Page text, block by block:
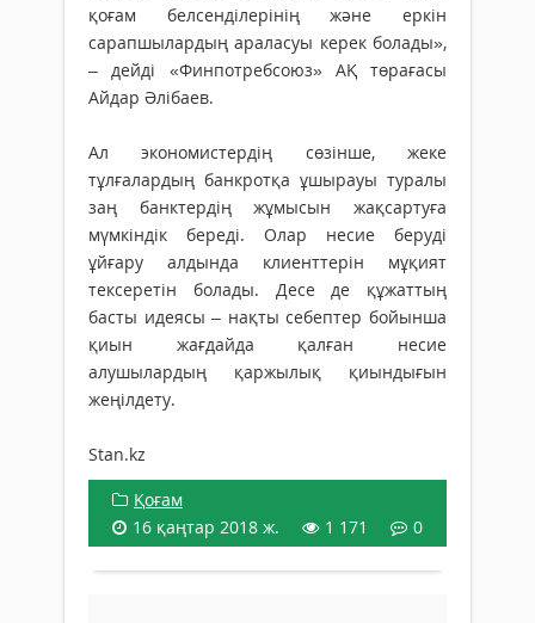
қоғам белсенділерінің және еркін
сарапшылардың араласуы керек болады»,
– дейді «Финпотребсоюз» АҚ төрағасы
Айдар Әлібаев.
Ал экономистердің сөзінше, жеке
тұлғалардың банкротқа ұшырауы туралы
заң банктердің жұмысын жақсартуға
мүмкіндік береді. Олар несие беруді
ұйғару алдында клиенттерін мұқият
тексеретін болады. Десе де құжаттың
басты идеясы – нақты себептер бойынша
қиын жағдайда қалған несие
алушылардың қаржылық қиындығын
жеңілдету.
Stan.kz
Қоғам
16 қаңтар 2018 ж.
1 171 0